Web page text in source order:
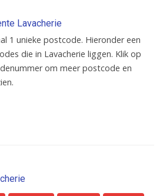
Lavacherie
1 unieke postcode. Hieronder een
die in Lavacherie liggen. Klik op
om meer postcode en